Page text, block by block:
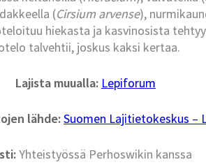
(Cirsium arvense),
hiekasta ja kasvinosista
talvehtii, joskus kaksi kertaa.
Lajista muualla: Lepiforum
lähde:Suomen Lajitietokeskus –
Yhteistyössä Perhoswikin kanssa